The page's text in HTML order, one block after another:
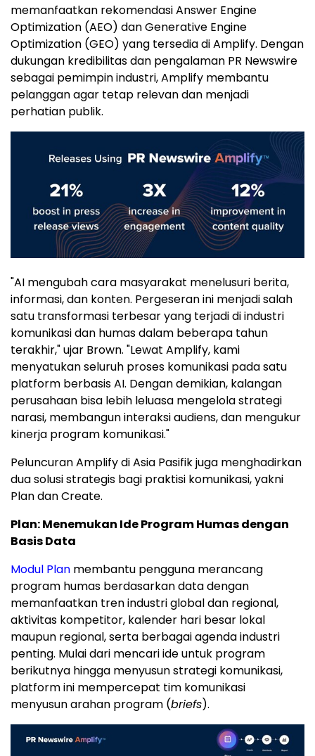
memanfaatkan rekomendasi Answer Engine
Optimization (AEO) dan Generative Engine
Optimization (GEO) yang tersedia di Amplify. Dengan
dukungan kredibilitas dan pengalaman PR Newswire
sebagai pemimpin industri, Amplify membantu
pelanggan agar tetap relevan dan menjadi
perhatian publik.
"AI mengubah cara masyarakat menelusuri berita,
informasi, dan konten. Pergeseran ini menjadi salah
satu transformasi terbesar yang terjadi di industri
komunikasi dan humas dalam beberapa tahun
terakhir," ujar Brown. "Lewat Amplify, kami
menyatukan seluruh proses komunikasi pada satu
platform berbasis AI. Dengan demikian, kalangan
perusahaan bisa lebih leluasa mengelola strategi
narasi, membangun interaksi audiens, dan mengukur
kinerja program komunikasi."
Peluncuran Amplify di Asia Pasifik juga menghadirkan
dua solusi strategis bagi praktisi komunikasi, yakni
Plan dan Create.
Plan: Menemukan Ide Program Humas dengan
Basis Data
Modul Plan membantu pengguna merancang
program humas berdasarkan data dengan
memanfaatkan tren industri global dan regional,
aktivitas kompetitor, kalender hari besar lokal
maupun regional, serta berbagai agenda industri
penting. Mulai dari mencari ide untuk program
berikutnya hingga menyusun strategi komunikasi,
platform ini mempercepat tim komunikasi
menyusun arahan program (briefs).